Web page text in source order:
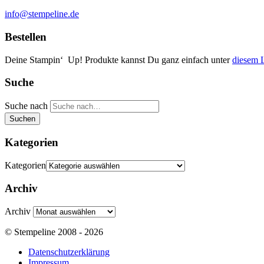
info@stempeline.de
Bestellen
Deine Stampin‘ Up! Produkte kannst Du ganz einfach unterdiesem
Suche
Suche nach
Suchen
Kategorien
Kategorien
Archiv
Archiv
© Stempeline 2008 - 2026
Datenschutzerklärung